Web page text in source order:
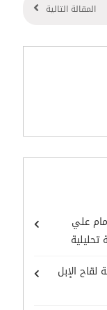
المقالة التالية
علي
لقاح الإبل